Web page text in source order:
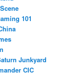
101
Junkyard
CIC